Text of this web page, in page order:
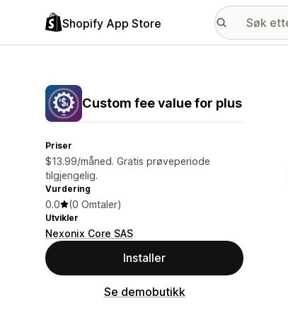
Shopify App Store
Custom fee value for plus
Priser
$13.99/måned. Gratis prøveperiode
tilgjengelig.
Vurdering
0.0 (0 Omtaler)
Utvikler
Nexonix Core SAS
Installer
Se demobutikk